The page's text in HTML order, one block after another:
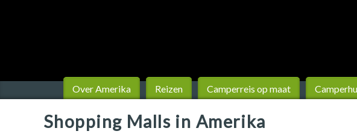
Over Amerika Reizen Camperreis op maat
Shopping Malls in Amerika